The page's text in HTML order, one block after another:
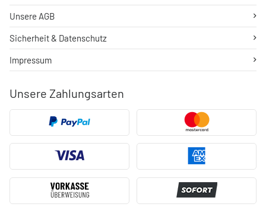
Unsere Zahlungsarten
Unsere AGB
Sicherheit & Datenschutz
Impressum